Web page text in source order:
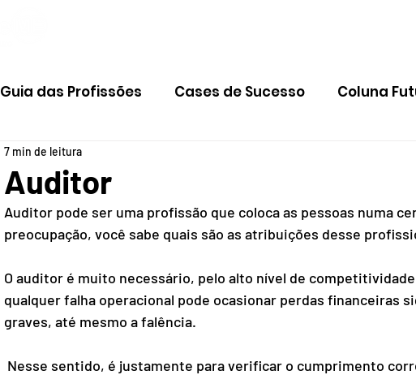
Guia das Profissões Cases de Sucesso Coluna
Auditor
7 min de leitura
Auditor pode ser uma profissão que coloca as pessoas numa
preocupação, você sabe quais são as atribuições desse
O auditor é muito necessário, pelo alto nível de
qualquer falha operacional pode ocasionar perdas financeiras
graves, até mesmo a falência.
Nesse sentido, é justamente para verificar o cumprimento